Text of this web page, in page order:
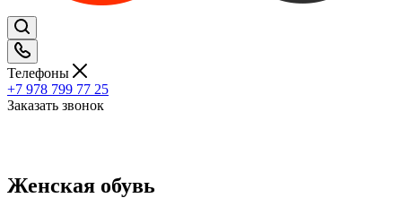
Телефоны
+7 978 799 77 25
Заказать звонок
Женская обувь